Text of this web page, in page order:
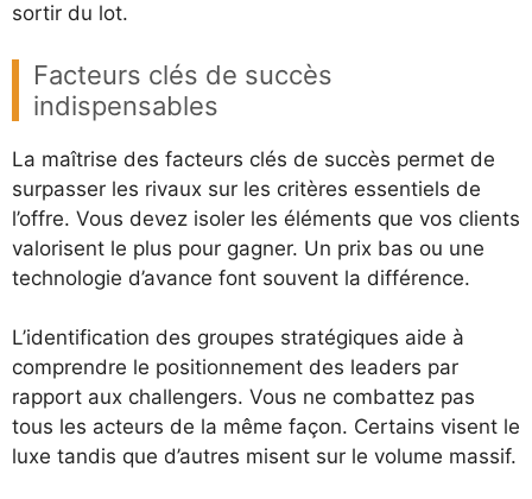
sortir du lot.
Facteurs clés de succès
indispensables
La maîtrise des facteurs clés de succès permet de
surpasser les rivaux sur les critères essentiels de
l’offre. Vous devez isoler les éléments que vos clients
valorisent le plus pour gagner. Un prix bas ou une
technologie d’avance font souvent la différence.
L’identification des groupes stratégiques aide à
comprendre le positionnement des leaders par
rapport aux challengers. Vous ne combattez pas
tous les acteurs de la même façon. Certains visent le
luxe tandis que d’autres misent sur le volume massif.